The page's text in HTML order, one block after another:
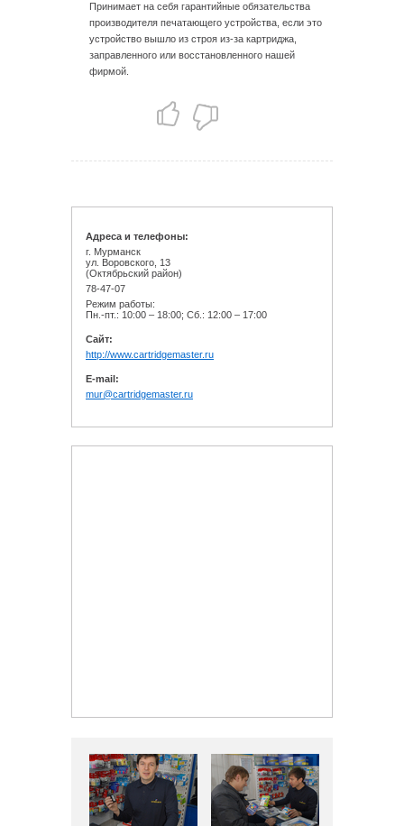
Принимает на себя гарантийные обязательства
производителя печатающего устройства, если это
устройство вышло из строя из-за картриджа,
заправленного или восстановленного нашей
фирмой.
Адреса и телефоны:
г. Мурманск
ул. Воровского, 13
(Октябрьский район)
78-47-07
Режим работы:
Пн.-пт.: 10:00 – 18:00; Сб.: 12:00 – 17:00
Cайт:
http://www.cartridgemaster.ru
E-mail:
mur@cartridgemaster.ru